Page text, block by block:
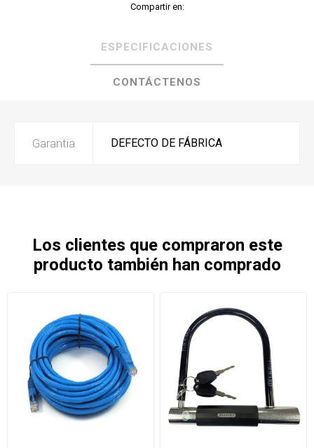
Compartir en:
ESPECIFICACIONES
CONTÁCTENOS
Garantia DEFECTO DE FÁBRICA
Los clientes que compraron este
producto también han comprado